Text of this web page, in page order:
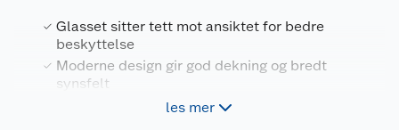
Glasset sitter tett mot ansiktet for bedre
beskyttelse
Moderne design gir god dekning og bredt
synsfelt
Robust polykarbonatglass for støtmotstand
les mer
Artikkelnummer
5902658102714
Leverandørens artikkelnummer
VIRCC1N